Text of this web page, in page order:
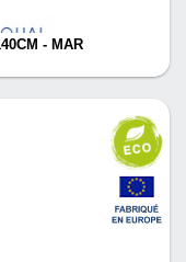
- MAR